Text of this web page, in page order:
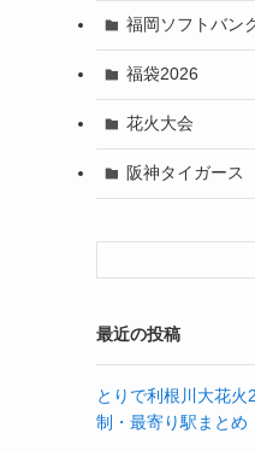
福岡ソフトバン
福袋2026
花火大会
阪神タイガース
最近の投稿
とりで利根川大花火
制・最寄り駅まとめ